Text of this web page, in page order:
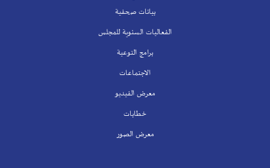
بيانات صحفية
الفعاليات السنوية للمجلس
برامج التوعية
الاجتماعات
معرض الفيديو
خطابات
معرض الصور